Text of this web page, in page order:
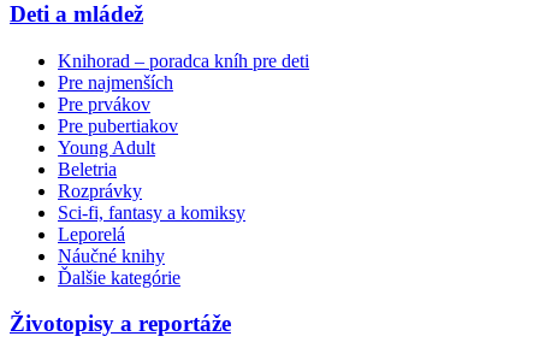
Deti a mládež
Knihorad – poradca kníh pre deti
Pre najmenších
Pre prvákov
Pre pubertiakov
Young Adult
Beletria
Rozprávky
Sci-fi, fantasy a komiksy
Leporelá
Náučné knihy
Ďalšie kategórie
Životopisy a reportáže